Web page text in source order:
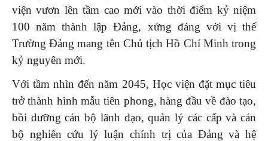
viện vươn lên tầm cao mới vào thời điểm kỷ niệm
100 năm thành lập Đảng, xứng đáng với vị thế
Trường Đảng mang tên Chủ tịch Hồ Chí Minh trong
kỷ nguyên mới.
Với tầm nhìn đến năm 2045, Học viện đặt mục tiêu
trở thành hình mẫu tiên phong, hàng đầu về đào tạo,
bồi dưỡng cán bộ lãnh đạo, quản lý các cấp và cán
bộ nghiên cứu lý luận chính trị của Đảng và hệ